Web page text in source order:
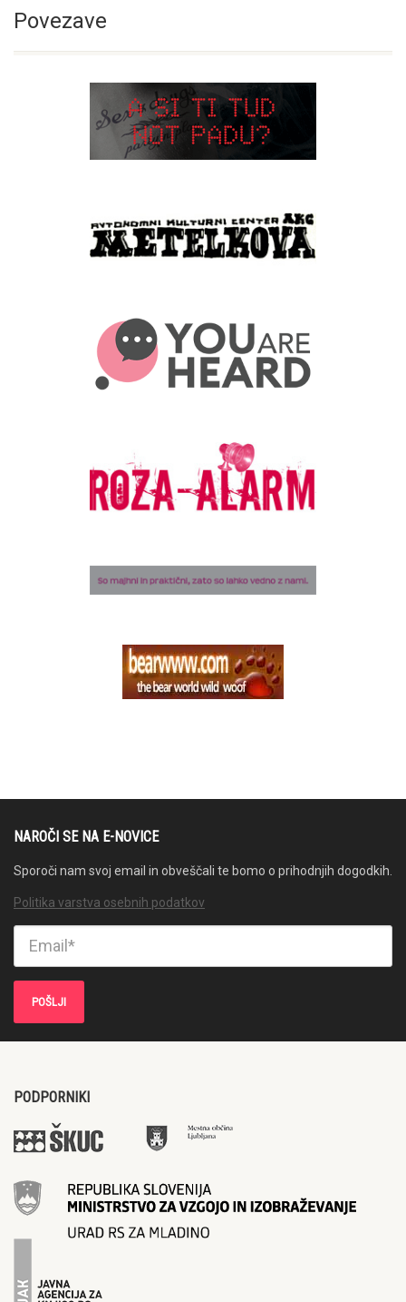
Povezave
NAROČI SE NA E-NOVICE
Sporoči nam svoj email in obveščali te bomo o prihodnjih dogodkih.
Politika varstva osebnih podatkov
PODPORNIKI